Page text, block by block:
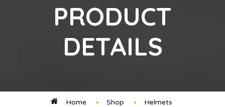
PRODUCT
DETAILS
Home Shop Helmets